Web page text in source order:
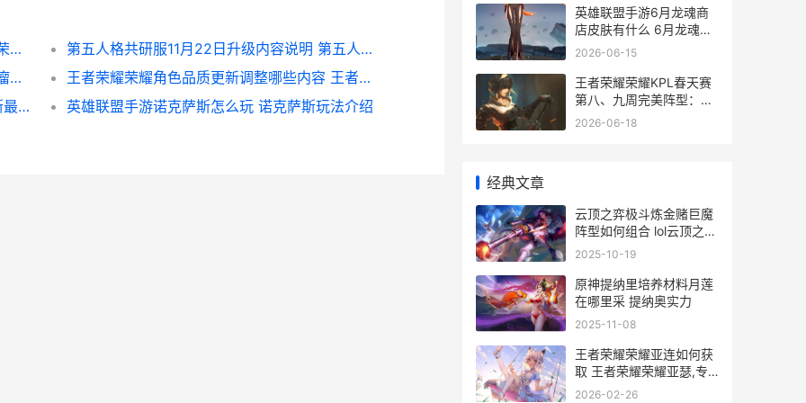
王者荣耀荣耀超核玩家要充多少钱 王者超级荣耀笔趣阁
第五人格共研服11月22日升级内容说明 第五人格共研服激活码免费领取
炉石传说狂野毒奶牧如何玩 炉石传说狂野毒瘤卡组
王者荣耀荣耀角色品质更新调整哪些内容 王者荣耀荣耀角色大全
英雄联盟手游贾克斯怎么出装,推选2套贾克斯最强出装
英雄联盟手游诺克萨斯怎么玩 诺克萨斯玩法介绍
英雄联盟手游6月龙魂商
店皮肤有什么 6月龙魂商
店皮肤介绍
2026-06-15
王者荣耀荣耀KPL春天赛
第八、九周完美阵型：武
汉ES四人上榜 王者荣耀
2026-06-18
经典文章
云顶之弈极斗炼金赌巨魔
阵型如何组合 lol云顶之弈
极地阵容
2025-10-19
原神提纳里培养材料月莲
在哪里采 提纳奥实力
2025-11-08
王者荣耀荣耀亚连如何获
取 王者荣耀荣耀亚瑟,专
属称号
2026-02-26